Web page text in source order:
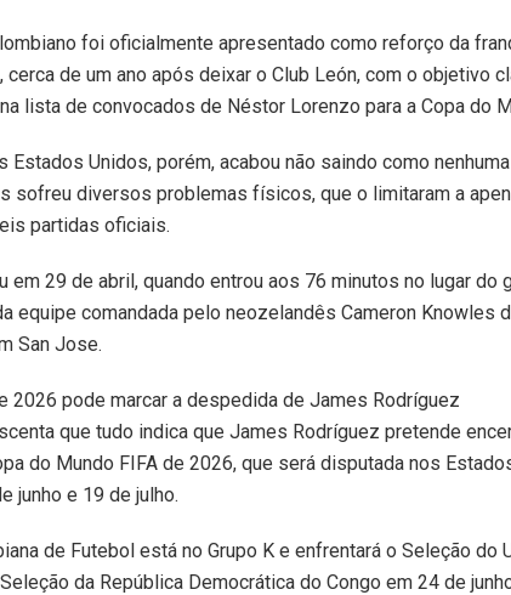
foi oficialmente apresentado como reforço da
de um ano após deixar o Club León, com o objetivo
lista de convocados de Néstor Lorenzo para a Copa do
Estados Unidos, porém, acabou não saindo como
sofreu diversos problemas físicos, que o limitaram a
partidas oficiais.
em 29 de abril, quando entrou aos 76 minutos no lugar do
equipe comandada pelo neozelandês Cameron Knowles
San Jose.
2026 pode marcar a despedida de James Rodríguez
que tudo indica que James Rodríguez pretende
do Mundo FIFA de 2026, que será disputada nos
junho e 19 de julho.
de Futebol está no Grupo K e enfrentará o Seleção do
da República Democrática do Congo em 24 de